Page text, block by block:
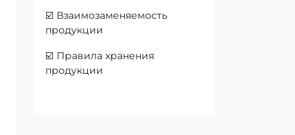
☑️ Взаимозаменяемость
продукции
☑️ Правила хранения
продукции